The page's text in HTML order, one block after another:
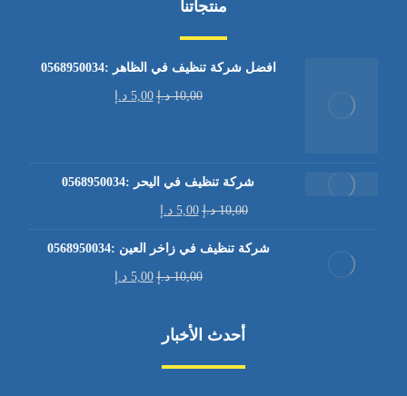
منتجاتنا
افضل شركة تنظيف في الظاهر :0568950034
10,00 د.إ 5,00 د.إ
شركة تنظيف في اليحر :0568950034
10,00 د.إ 5,00 د.إ
شركة تنظيف في زاخر العين :0568950034
10,00 د.إ 5,00 د.إ
أحدث الأخبار